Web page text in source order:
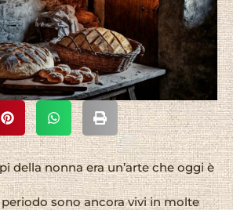
della nonna era un’arte che oggi è
sono ancora vivi in molte